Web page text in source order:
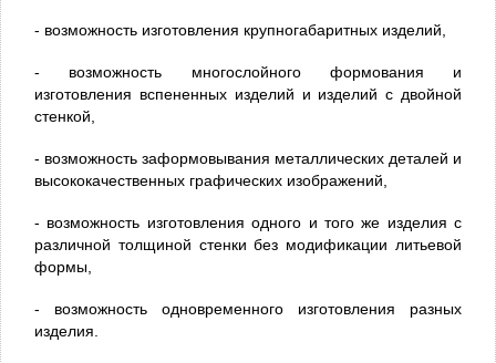
- возможность изготовления крупногабаритных изделий,
- возможность многослойного формования и
изготовления вспененных изделий и изделий с двойной
стенкой,
- возможность заформовывания металлических деталей и
высококачественных графических изображений,
- возможность изготовления одного и того же изделия с
различной толщиной стенки без модификации литьевой
формы,
- возможность одновременного изготовления разных
изделия.